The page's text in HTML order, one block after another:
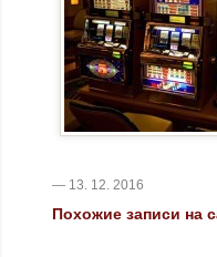
— 13. 12. 2016
Похожие записи на